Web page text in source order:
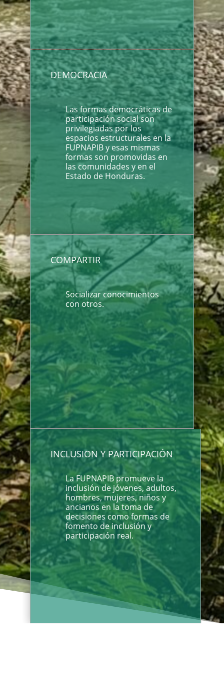
DEMOCRACIA
Las formas democráticas de
participación social son
privilegiadas por los
espacios estructurales en la
FUPNAPIB y esas mismas
formas son promovidas en
las comunidades y en el
Estado de Honduras.
COMPARTIR
Socializar conocimientos
con otros.
INCLUSION Y PARTICIPACIÓN
La FUPNAPIB promueve la
inclusión de jóvenes, adultos,
hombres, mujeres, niños y
ancianos en la toma de
decisiones como formas de
fomento de inclusión y
participación real.